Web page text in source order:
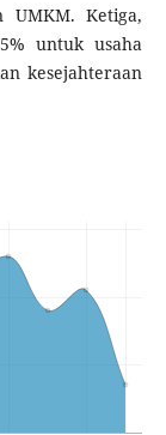
Ketiga,
untuk usaha
kesejahteraan